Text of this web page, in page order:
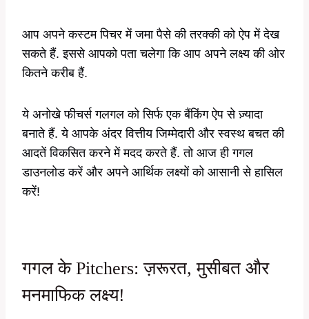
आप अपने कस्टम पिचर में जमा पैसे की तरक्की को ऐप में देख
सकते हैं. इससे आपको पता चलेगा कि आप अपने लक्ष्य की ओर
कितने करीब हैं.
ये अनोखे फीचर्स गलगल को सिर्फ एक बैंकिंग ऐप से ज़्यादा
बनाते हैं. ये आपके अंदर वित्तीय जिम्मेदारी और स्वस्थ बचत की
आदतें विकसित करने में मदद करते हैं. तो आज ही गगल
डाउनलोड करें और अपने आर्थिक लक्ष्यों को आसानी से हासिल
करें!
गगल के Pitchers: ज़रूरत, मुसीबत और
मनमाफिक लक्ष्य!